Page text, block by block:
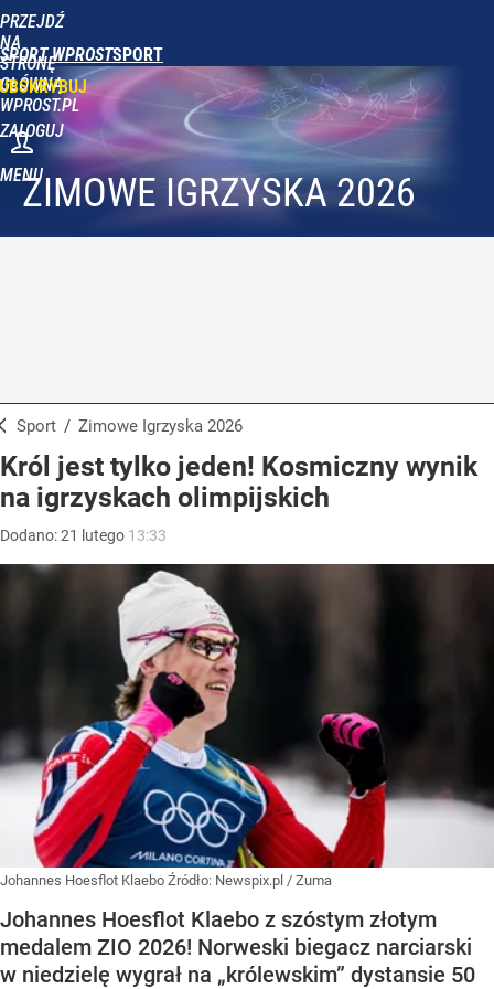
PRZEJDŹ
NA
STRONĘ
GŁÓWNĄ
WPROST.PL
SPORT WPROST
ZALOGUJ
MENUZIMOWE IGRZYSKA 2026
Sport / Zimowe Igrzyska 2026
Król jest tylko jeden! Kosmiczny wynik
na igrzyskach olimpijskich
Dodano:21 lutego 13:33
Johannes Hoesflot Klaebo Źródło: Newspix.pl / Zuma
Johannes Hoesflot Klaebo z szóstym złotym
medalem ZIO 2026! Norweski biegacz narciarski
w niedzielę wygrał na „królewskim” dystansie 50